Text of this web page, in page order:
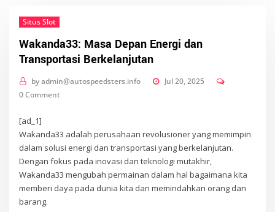
Situs Slot
Wakanda33: Masa Depan Energi dan
Transportasi Berkelanjutan
byadmin@autospeedsters.info
Jul 20, 2025
0 Comment
[ad_1]
Wakanda33 adalah perusahaan revolusioner yang memimpin
dalam solusi energi dan transportasi yang berkelanjutan.
Dengan fokus pada inovasi dan teknologi mutakhir,
Wakanda33 mengubah permainan dalam hal bagaimana kita
memberi daya pada dunia kita dan memindahkan orang dan
barang.